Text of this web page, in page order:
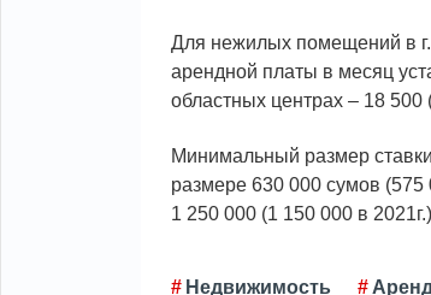
Для нежилых помещений в
арендной платы в месяц
областных центрах – 18 500
Минимальный размер
размере 630 000 сумов (575
1 250 000 (1 150 000 в
Недвижимость